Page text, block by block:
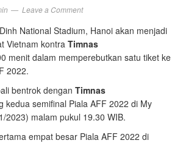
Leave a Comment
National Stadium, Hanoi akan menjadi
Vietnam kontra Timnas
menit dalam memperebutkan satu tiket ke
2022.
bentrok dengan Timnas
kedua semifinal Piala AFF 2022 di My
2023) malam pukul 19.30 WIB.
empat besar Piala AFF 2022 di